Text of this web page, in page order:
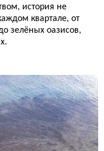
история не
квартале, от
зелёных оазисов,